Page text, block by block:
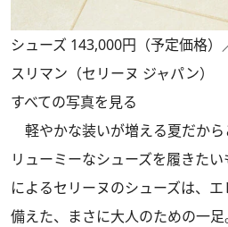
シューズ 143,000円（予定価格）
スリマン（セリーヌ ジャパン）
すべての写真を見る
軽やかな装いが増える夏だか
リューミーなシューズを履きた
によるセリーヌのシューズは、
備えた、まさに大人のための一足